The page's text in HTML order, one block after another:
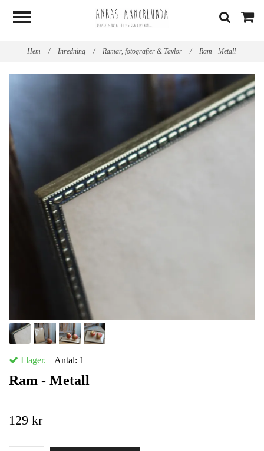
Hem / Inredning / Ramar, fotografier & Tavlor / Ram - Metall
I lager. Antal: 1
Ram - Metall
129 kr